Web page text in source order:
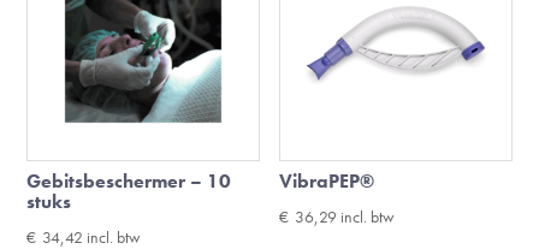
Gebitsbeschermer – 10
stuks
€ 34,42 incl. btw
VibraPEP®
€ 36,29 incl. btw